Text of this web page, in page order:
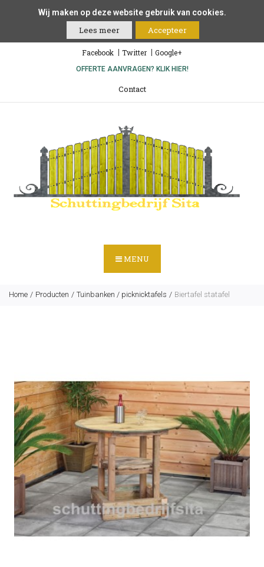
Wij maken op deze website gebruik van cookies.
Lees meer Accepteer
Facebook Twitter Google+
OFFERTE AANVRAGEN? KLIK HIER!
Contact
MENU
Home Producten Tuinbanken / picknicktafels Biertafel statafel